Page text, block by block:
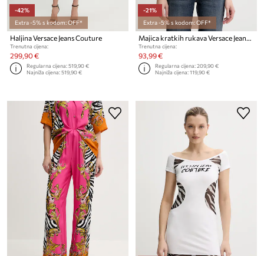
-42%
Extra -5% s kodom: OFF*
Haljina Versace Jeans Couture
Trenutna cijena:
299,90 €
Regularna cijena:519,90 €
Najniža cijena:519,90 €
-21%
Extra -5% s kodom: OFF*
Trenutna cijena:
93,99 €
Regularna cijena:209,90 €
Najniža cijena:119,90 €